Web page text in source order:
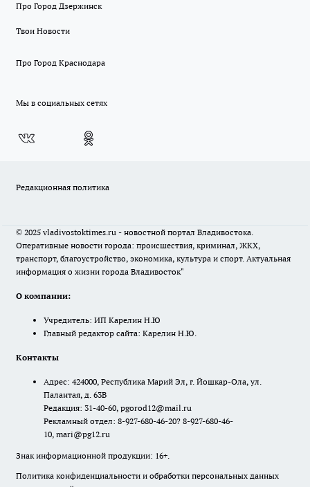
Про Город Дзержинск
Твои Новости
Про Город Краснодара
Мы в социальных сетях
Редакционная политика
© 2025 vladivostoktimes.ru - новостной портал Владивостока.
Оперативные новости города: происшествия, криминал, ЖКХ,
транспорт, благоустройство, экономика, культура и спорт. Актуальная
информация о жизни города Владивосток"
О компании:
Учредитель: ИП Карелин Н.Ю
Главный редактор сайта: Карелин Н.Ю.
Контакты
Адрес: 424000, Республика Марий Эл, г. Йошкар-Ола, ул.
Палантая, д. 63В
Редакция: 31-40-60, pgorod12@mail.ru
Рекламный отдел: 8-927-680-46-20? 8-927-680-46-
10, mari@pg12.ru
Знак информационной продукции: 16+.
Политика конфиденциальности и обработки персональных данных